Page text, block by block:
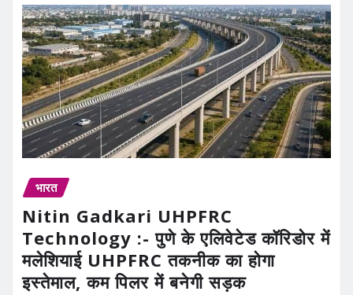
भारत
Nitin Gadkari UHPFRC
Technology :- पुणे के एलिवेटेड कॉरिडोर में
मलेशियाई UHPFRC तकनीक का होगा
इस्तेमाल, कम पिलर में बनेगी सड़क